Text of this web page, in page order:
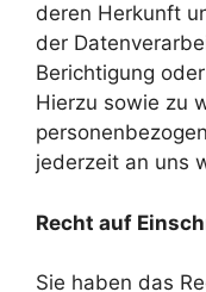
deren Herkunft
der
Berichtigung
Hierzu sowie zu
jederzeit an uns
Recht auf
Sie haben das